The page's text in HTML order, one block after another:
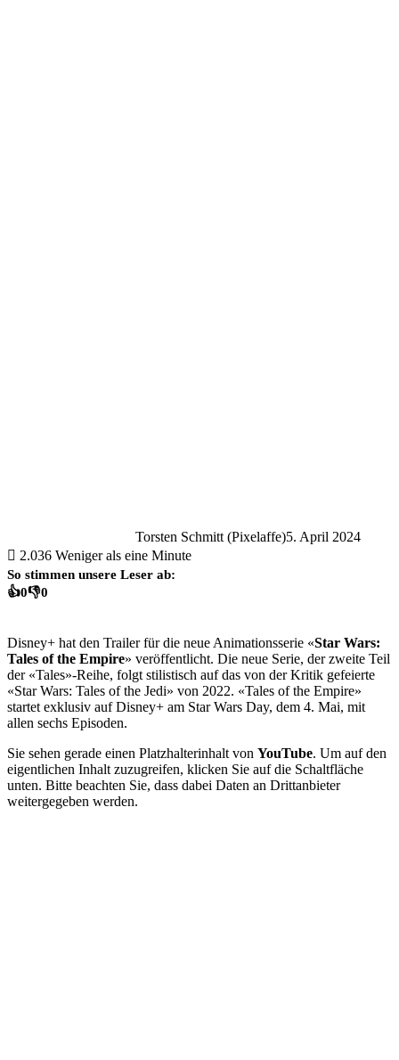
Torsten Schmitt (Pixelaffe)5. April 2024
2.036 Weniger als eine Minute
So stimmen unsere Leser ab:
👍0👎0
Disney+ hat den Trailer für die neue Animationsserie «Star Wars:
Tales of the Empire» veröffentlicht. Die neue Serie, der zweite Teil
der «Tales»-Reihe, folgt stilistisch auf das von der Kritik gefeierte
«Star Wars: Tales of the Jedi» von 2022. «Tales of the Empire»
startet exklusiv auf Disney+ am Star Wars Day, dem 4. Mai, mit
allen sechs Episoden.
Sie sehen gerade einen Platzhalterinhalt von YouTube. Um auf den
eigentlichen Inhalt zuzugreifen, klicken Sie auf die Schaltfläche
unten. Bitte beachten Sie, dass dabei Daten an Drittanbieter
weitergegeben werden.